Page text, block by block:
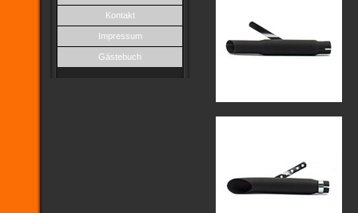
Kontakt
Impressum
Gästebuch